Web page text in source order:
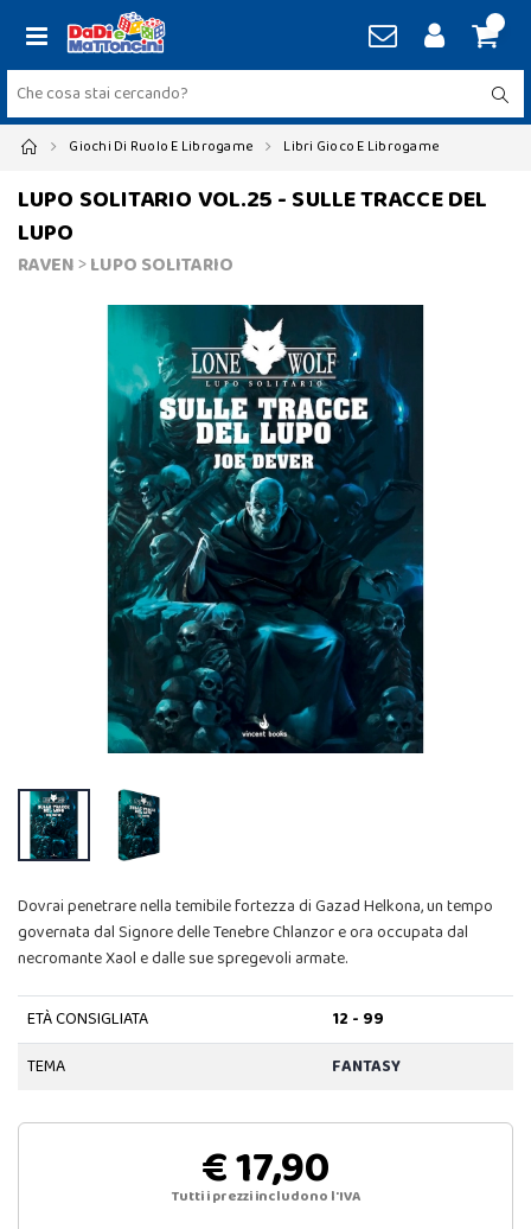
Giochi Di Ruolo E Librogame Libri Gioco E Librogame
LUPO SOLITARIO VOL.25 - SULLE TRACCE DEL
LUPO
RAVEN>LUPO SOLITARIO
Dovrai penetrare nella temibile fortezza di Gazad Helkona, un tempo
governata dal Signore delle Tenebre Chlanzor e ora occupata dal
necromante Xaol e dalle sue spregevoli armate.
ETÀ CONSIGLIATA
12 - 99
TEMA
FANTASY
€ 17,90
Tutti i prezzi includono l'IVA